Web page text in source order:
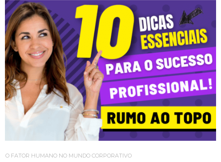
O FATOR HUMANO NO MUNDO CORPORATIVO